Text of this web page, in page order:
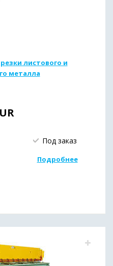
листового и
металла
Под заказ
Подробнее